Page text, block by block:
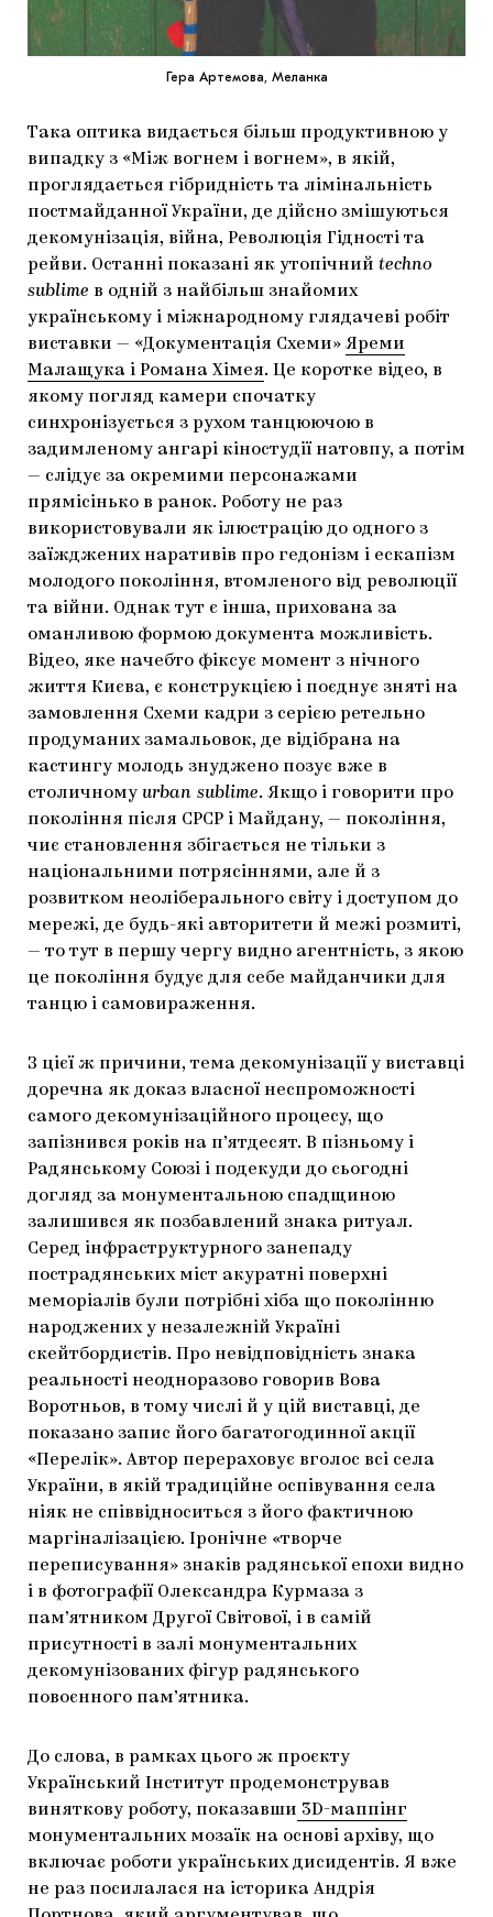
Гера Артемова, Меланка
Така оптика видається більш продуктивною у
випадку з «Між вогнем і вогнем», в якій,
проглядається гібридність та лімінальність
постмайданної України, де дійсно змішуються
декомунізація, війна, Революція Гідності та
рейви. Останні показані як утопічний techno
sublime в одній з найбільш знайомих
українському і міжнародному глядачеві робіт
виставки — «Документація Схеми» Яреми
Малащука і Романа Хімея. Це коротке відео, в
якому погляд камери спочатку
синхронізується з рухом танцюючою в
задимленому ангарі кіностудії натовпу, а потім
— слідує за окремими персонажами
прямісінько в ранок. Роботу не раз
використовували як ілюстрацію до одного з
заїжджених наративів про гедонізм і ескапізм
молодого покоління, втомленого від революції
та війни. Однак тут є інша, прихована за
оманливою формою документа можливість.
Відео, яке начебто фіксує момент з нічного
життя Києва, є конструкцією і поєднує зняті на
замовлення Схеми кадри з серією ретельно
продуманих замальовок, де відібрана на
кастингу молодь знуджено позує вже в
столичному urban sublime. Якщо і говорити про
покоління після СРСР і Майдану, — покоління,
чиє становлення збігається не тільки з
національними потрясіннями, але й з
розвитком неоліберального світу і доступом до
мережі, де будь-які авторитети й межі розмиті,
— то тут в першу чергу видно агентність, з якою
це покоління будує для себе майданчики для
танцю і самовираження.
З цієї ж причини, тема декомунізації у виставці
доречна як доказ власної неспроможності
самого декомунізаційного процесу, що
запізнився років на п’ятдесят. В пізньому і
Радянському Союзі і подекуди до сьогодні
догляд за монументальною спадщиною
залишився як позбавлений знака ритуал.
Серед інфраструктурного занепаду
пострадянських міст акуратні поверхні
меморіалів були потрібні хіба що поколінню
народжених у незалежній Україні
скейтбордистів. Про невідповідність знака
реальності неодноразово говорив Вова
Воротньов, в тому числі й у цій виставці, де
показано запис його багатогодинної акції
«Перелік». Автор перераховує вголос всі села
України, в якій традиційне оспівування села
ніяк не співвідноситься з його фактичною
маргіналізацією. Іронічне «творче
переписування» знаків радянської епохи видно
і в фотографії Олександра Курмаза з
пам’ятником Другої Світової, і в самій
присутності в залі монументальних
декомунізованих фігур радянського
повоєнного пам’ятника.
До слова, в рамках цього ж проєкту
Український Інститут продемонстрував
виняткову роботу, показавши 3D-маппінг
монументальних мозаїк на основі архіву, що
включає роботи українських дисидентів. Я вже
не раз посилалася на історика Андрія